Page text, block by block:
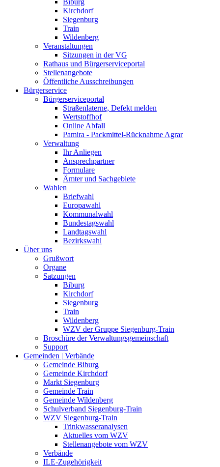
Biburg
Kirchdorf
Siegenburg
Train
Wildenberg
Veranstaltungen
Sitzungen in der VG
Rathaus und Bürgerserviceportal
Stellenangebote
Öffentliche Ausschreibungen
Bürgerservice
Bürgerserviceportal
Straßenlaterne, Defekt melden
Wertstoffhof
Online Abfall
Pamira - Packmittel-Rücknahme Agrar
Verwaltung
Ihr Anliegen
Ansprechpartner
Formulare
Ämter und Sachgebiete
Wahlen
Briefwahl
Europawahl
Kommunalwahl
Bundestagswahl
Landtagswahl
Bezirkswahl
Über uns
Grußwort
Organe
Satzungen
Biburg
Kirchdorf
Siegenburg
Train
Wildenberg
WZV der Gruppe Siegenburg-Train
Broschüre der Verwaltungsgemeinschaft
Support
Gemeinden | Verbände
Gemeinde Biburg
Gemeinde Kirchdorf
Markt Siegenburg
Gemeinde Train
Gemeinde Wildenberg
Schulverband Siegenburg-Train
WZV Siegenburg-Train
Trinkwasseranalysen
Aktuelles vom WZV
Stellenangebote vom WZV
Verbände
ILE-Zugehörigkeit